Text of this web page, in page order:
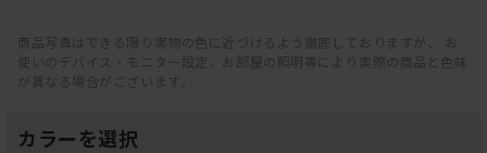
商品写真はできる限り実物の色に近づけるよう徹底しておりますが、 お
使いのデバイス・モニター設定、お部屋の照明等により実際の商品と色味
が異なる場合がございます。
カラーを選択